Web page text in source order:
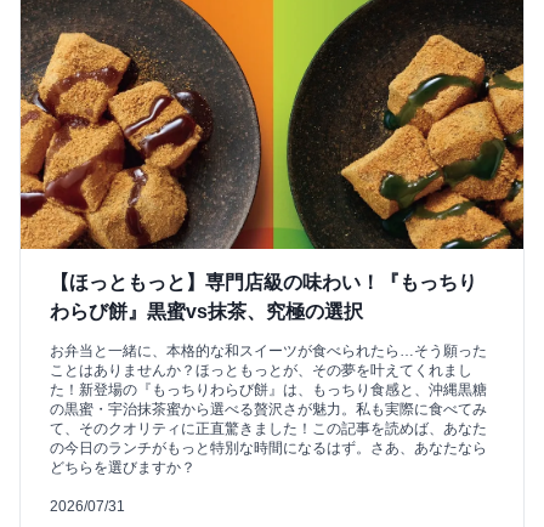
【ほっともっと】専門店級の味わい！『もっちり
わらび餅』黒蜜vs抹茶、究極の選択
お弁当と一緒に、本格的な和スイーツが食べられたら…そう願った
ことはありませんか？ほっともっとが、その夢を叶えてくれまし
た！新登場の『もっちりわらび餅』は、もっちり食感と、沖縄黒糖
の黒蜜・宇治抹茶蜜から選べる贅沢さが魅力。私も実際に食べてみ
て、そのクオリティに正直驚きました！この記事を読めば、あなた
の今日のランチがもっと特別な時間になるはず。さあ、あなたなら
どちらを選びますか？
2026/07/31